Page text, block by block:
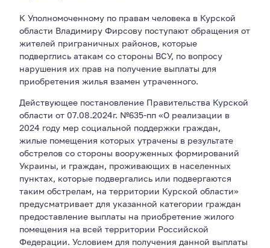
К Уполномоченному по правам человека в Курской
области Владимиру Фирсову поступают обращения от
жителей приграничных районов, которые
подверглись атакам со стороны ВСУ, по вопросу
нарушения их прав на получение выплаты для
приобретения жилья взамен утраченного.
Действующее постановление Правительства Курской
области от 07.08.2024г. №635-пп «О реализации в
2024 году мер социальной поддержки граждан,
жилые помещения которых утрачены в результате
обстрелов со стороны вооруженных формирований
Украины, и граждан, проживающих в населенных
пунктах, которые подвергались или подвергаются
таким обстрелам, на территории Курской области»
предусматривает для указанной категории граждан
предоставление выплаты на приобретение жилого
помещения на всей территории Российской
Федерации. Условием для получения данной выплаты